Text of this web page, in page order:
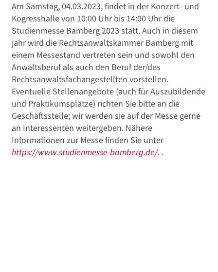
Am Samstag, 04.03.2023, findet in der Konzert- und
Kogresshalle von 10:00 Uhr bis 14:00 Uhr die
Studienmesse Bamberg 2023 statt. Auch in diesem
jahr wird die Rechtsanwaltskammer Bamberg mit
einem Messestand vertreten sein und sowohl den
Anwaltsberuf als auch den Beruf der/des
Rechtsanwaltsfachangestellten vorstellen.
Eventuelle Stellenangebote (auch für Auszubildende
und Praktikumsplätze) richten Sie bitte an die
Geschäftsstelle; wir werden sie auf der Messe gerne
an Interessenten weitergeben. Nähere
Informationen zur Messe finden Sie unter
https://www.studienmesse-bamberg.de/. .